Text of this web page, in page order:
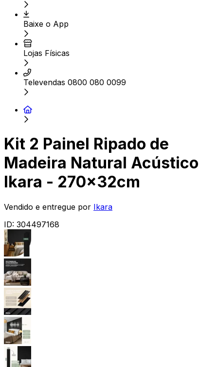
Baixe o App
Lojas Físicas
Televendas 0800 080 0099
Kit 2 Painel Ripado de
Madeira Natural Acústico
Ikara - 270x32cm
Vendido e entregue por Ikara
ID: 304497168